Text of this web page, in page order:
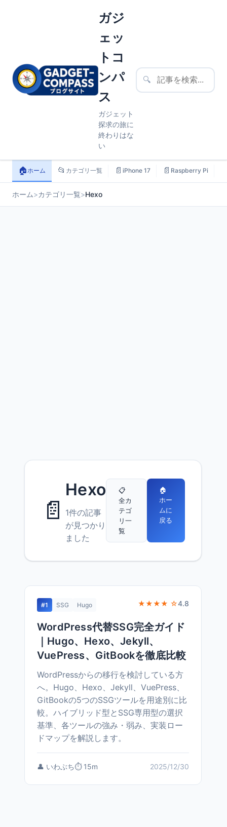
ガジ
ェッ
トコ
ンパ
ス
ガジェット
探求の旅に
終わりはな
い
🔍
🏠ホーム 📂 カテゴリ一覧 📄 iPhone 17 📄 Raspberry Pi
ホーム>カテゴリ一覧>Hexo
📄
Hexo
1件の記事
が見つかり
ました
📋
全カ
テゴ
リ一
覧
🏠
ホー
ムに
戻る
#1 SSG Hugo ★★★★ ☆4.8
WordPress代替SSG完全ガイド
｜Hugo、Hexo、Jekyll、
VuePress、GitBookを徹底比較
WordPressからの移行を検討している方
へ。Hugo、Hexo、Jekyll、VuePress、
GitBookの5つのSSGツールを用途別に比
較。ハイブリッド型とSSG専用型の選択
基準、各ツールの強み・弱み、実装ロー
ドマップを解説します。
👤 いわぶち⏱️ 15m 2025/12/30